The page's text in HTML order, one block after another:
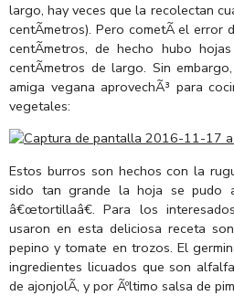
largo, hay veces que la recolectan
centÃ­metros). Pero cometÃ­ el error
centÃ­metros, de hecho hubo
centÃ­metros de largo. Sin
amiga vegana aprovechÃ³ para
vegetales:
Estos burros son hechos con la
sido tan grande la hoja se pudo
â€œtortillaâ€. Para los
usaron en esta deliciosa receta
pepino y tomate en trozos. El
ingredientes licuados que son
de ajonjolÃ­, y por Ãºltimo salsa de